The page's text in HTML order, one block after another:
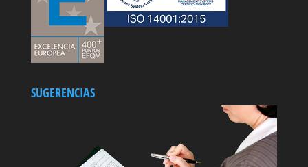
SUGERENCIAS